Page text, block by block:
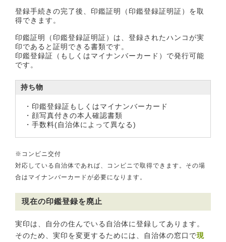
登録手続きの完了後、印鑑証明（印鑑登録証明証）を取
得できます。
印鑑証明（印鑑登録証明証）は、登録されたハンコが実
印であると証明できる書類です。
印鑑登録証（もしくはマイナンバーカード）で発行可能
です。
持ち物
・印鑑登録証もしくはマイナンバーカード
・顔写真付きの本人確認書類
・手数料(自治体によって異なる)
※コンビニ交付
対応している自治体であれば、コンビニで取得できます。その場
合はマイナンバーカードが必要になります。
現在の印鑑登録を廃止
実印は、自分の住んでいる自治体に登録してあります。
そのため、実印を変更するためには、自治体の窓口で現